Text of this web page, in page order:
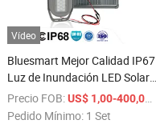
Vídeo
Bluesmart Mejor Calidad IP67
Luz de Inundación LED Solar
Alimentada por Energía Solar
con Sensor para Exterior
Precio FOB: US$ 1,00-400,00
Pedido Mínimo: 1 Set